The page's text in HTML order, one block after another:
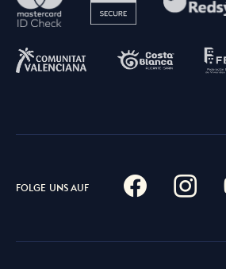
FOLGE UNS AUF